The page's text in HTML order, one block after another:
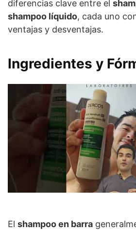
diferencias clave entre el
shampoo líquido, cada uno
ventajas y desventajas.
Ingredientes y
El shampoo en barra